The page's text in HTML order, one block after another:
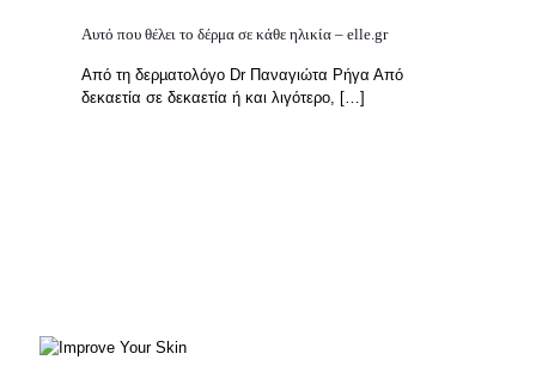
Αυτό που θέλει το δέρμα σε κάθε ηλικία – elle.gr
Από τη δερµατολόγο Dr Παναγιώτα Ρήγα Από
δεκαετία σε δεκαετία ή και λιγότερο, […]